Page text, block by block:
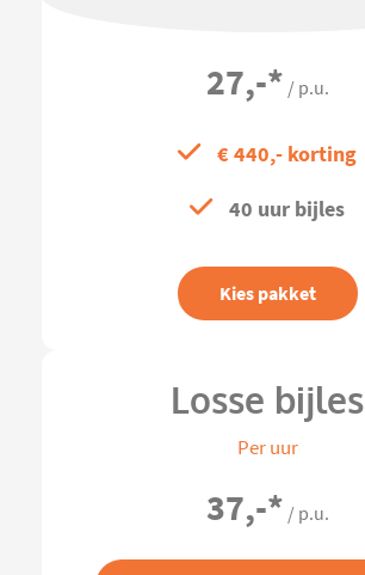
27,-* / p.u.
€ 440,- korting
40 uur bijles
Kies pakket
Losse bijles
Per uur
37,-* / p.u.